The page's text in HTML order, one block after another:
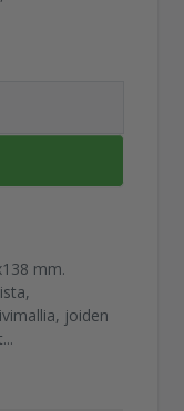
mm.
joiden